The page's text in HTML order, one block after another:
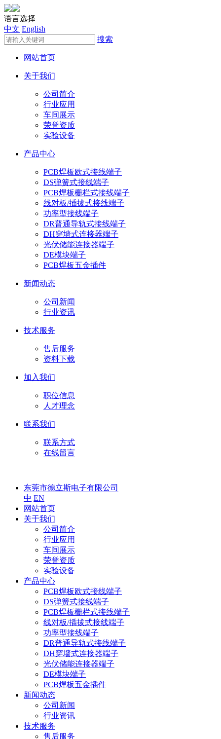
语言选择
中文 English
搜索
网站首页
关于我们
公司简介
行业应用
车间展示
荣誉资质
实验设备
产品中心
PCB焊板欧式接线端子
DS弹簧式接线端子
PCB焊板栅栏式接线端子
线对板/插拔式接线端子
功率型接线端子
DR普通导轨式接线端子
DH穿墙式连接器端子
光伏储能连接器端子
DE模块端子
PCB焊板五金插件
新闻动态
公司新闻
行业资讯
技术服务
售后服务
资料下载
加入我们
职位信息
人才理念
联系我们
联系方式
在线留言
东莞市德立斯电子有限公司
中 EN
网站首页
关于我们
公司简介
行业应用
车间展示
荣誉资质
实验设备
产品中心
PCB焊板欧式接线端子
DS弹簧式接线端子
PCB焊板栅栏式接线端子
线对板/插拔式接线端子
功率型接线端子
DR普通导轨式接线端子
DH穿墙式连接器端子
光伏储能连接器端子
DE模块端子
PCB焊板五金插件
新闻动态
公司新闻
行业资讯
技术服务
售后服务